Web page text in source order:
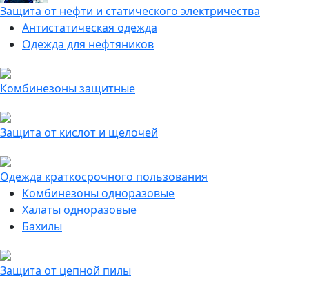
Защита от нефти и статического электричества
Антистатическая одежда
Одежда для нефтяников
Комбинезоны защитные
Защита от кислот и щелочей
Одежда краткосрочного пользования
Комбинезоны одноразовые
Халаты одноразовые
Бахилы
Защита от цепной пилы